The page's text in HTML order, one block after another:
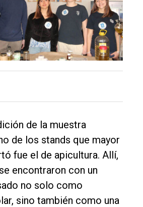
de la muestra
de los stands que mayor
fue el de apicultura. Allí,
encontraron con un
no solo como
sino también como una